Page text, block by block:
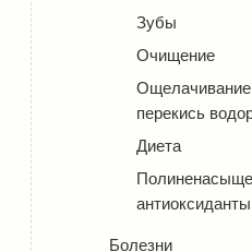
Зубы
Очищение
перекись
Диета
антиоксиданты
Болезни